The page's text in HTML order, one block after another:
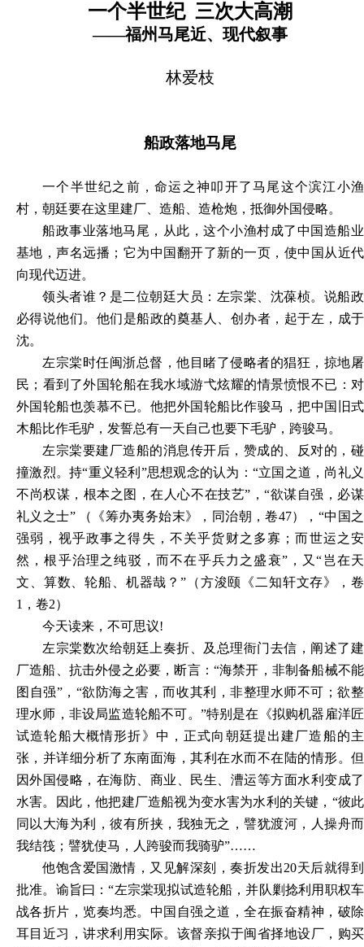
一个半世纪 三次大高潮
——福州马尾近、现代叙事
林爱枝
船政落地马尾
一个半世纪之前，命运之神叩开了马尾这个滨江小渔
村，朝廷要在这里建厂、造船、造枪炮，抵御外国侵略。
船政事业落地马尾，从此，这个小渔村成了中国造船业
基地，声名远播；它为中国翻开了新的一页，使中国从近代
向现代迈进。
领头者谁？是二位朝廷大员：左宗棠、沈葆桢。说船政
必得说他们。他们是船政的奠基人、创办者，起于左，成于
沈。
左宗棠时任闽浙总督，他目睹了侵略者的猖狂，掠地屠
民；看到了外国轮船在我水域游弋炫耀的情景愤恨不已：对
外国轮船也羡慕不已。他把外国轮船比作骏马，把中国旧式
木船比作毛驴，发誓总有一天自己也要下毛驴，跨骏马。
左宗棠要建厂造船的消息传开后，赞成的、反对的，碰
撞激烈。持“重义轻利”思想观念的认为：“立国之道，尚礼义
不尚权谋，根本之图，在人心不在技艺”，“欲谋自强，必谋
礼义之士” （《筹办夷务始末》，同治朝，卷47），“中国之
强弱，视乎政事之得失，不关乎货财之多寡；而世运之安
然，根乎治理之纯驳，而不在乎兵力之盛衰”，又“岂在天
文、算数、轮船、机器哉？”（方浚颐《二知轩文存》，卷
1，卷2）
今天读来，不可思议!
左宗棠数次给朝廷上奏折、及总理衙门去信，阐述了建
厂造船、抗击外侵之必要，断言： “海禁开，非制备船械不能
图自强”，“欲防海之害，而收其利，非整理水师不可；欲整
理水师，非设局监造轮船不可。”特别是在《拟购机器雇洋匠
试造轮船大概情形折》中，正式向朝廷提出建厂造船的主
张，并详细分析了东南面海，其利在水而不在陆的情形。但
因外国侵略，在海防、商业、民生、漕运等方面水利变成了
水害。因此，他把建厂造船视为变水害为水利的关键，“彼此
同以大海为利，彼有所挟，我独无之，譬犹渡河，人操舟而
我结筏；譬犹使马，人跨骏而我骑驴”……
他饱含爱国激情，又见解深刻，奏折发出20天后就得到
批准。谕旨曰：“左宗棠现拟试造轮船，并队剿捻利用职权车
战各折片，览奏均悉。中国自强之道，全在振奋精神，破除
耳目近习，讲求利用实际。该督亲拟于闽省择地设厂，购买